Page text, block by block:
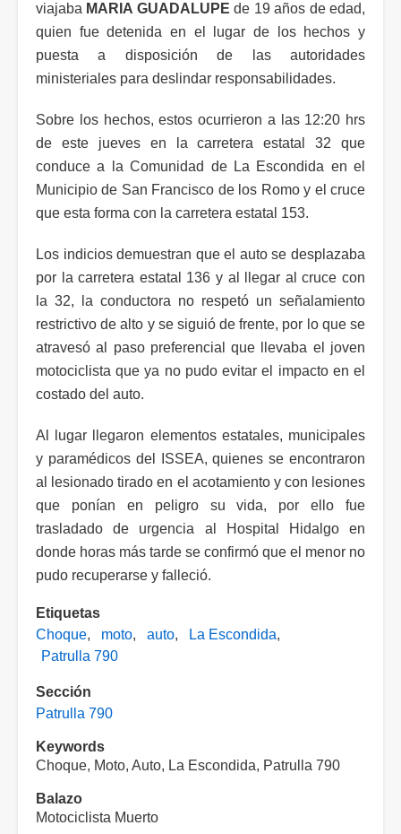
viajaba MARIA GUADALUPE de 19 años de edad,
quien fue detenida en el lugar de los hechos y
puesta a disposición de las autoridades
ministeriales para deslindar responsabilidades.
Sobre los hechos, estos ocurrieron a las 12:20 hrs
de este jueves en la carretera estatal 32 que
conduce a la Comunidad de La Escondida en el
Municipio de San Francisco de los Romo y el cruce
que esta forma con la carretera estatal 153.
Los indicios demuestran que el auto se desplazaba
por la carretera estatal 136 y al llegar al cruce con
la 32, la conductora no respetó un señalamiento
restrictivo de alto y se siguió de frente, por lo que se
atravesó al paso preferencial que llevaba el joven
motociclista que ya no pudo evitar el impacto en el
costado del auto.
Al lugar llegaron elementos estatales, municipales
y paramédicos del ISSEA, quienes se encontraron
al lesionado tirado en el acotamiento y con lesiones
que ponían en peligro su vida, por ello fue
trasladado de urgencia al Hospital Hidalgo en
donde horas más tarde se confirmó que el menor no
pudo recuperarse y falleció.
Etiquetas
Choque
moto auto
La Escondida
Patrulla 790
Sección
Patrulla 790
Keywords
Choque, Moto, Auto, La Escondida, Patrulla 790
Balazo
Motociclista Muerto